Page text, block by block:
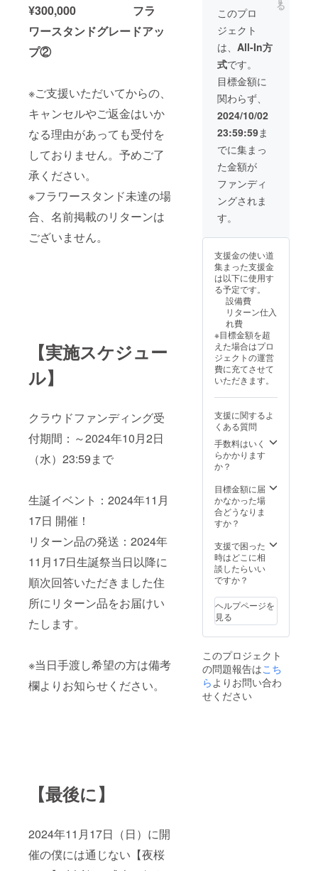
¥300,000 フラ
ワースタンドグレードアッ
プ②
※ご支援いただいてからの、
キャンセルやご返金はいか
なる理由があっても受付を
しておりません。予めご了
承ください。
※フラワースタンド未達の場
合、名前掲載のリターンは
ございません。
【実施スケジュー
ル】
クラウドファンディング受
付期間：～2024年10月2日
（水）23:59まで
生誕イベント：2024年11月
17日 開催！
リターン品の発送：2024年
11月17日生誕祭当日以降に
順次回答いただきました住
所にリターン品をお届けい
たします。
※当日手渡し希望の方は備考
欄よりお知らせください。
【最後に】
2024年11月17日（日）に開
催の僕には通じない【夜桜
生誕プ
クト限
定ソロ
を提
供。 ※
生誕祭
開催
後、ご
メール
アドレ
送信い
たしま
夜桜り
動画 ご
支援の
お礼
に、夜
桜りむ
よりあ
なた宛
てに
メッ
セージ
をお送
りしま
す。 ・
収録時
間：約
30~60
秒間 ※
生誕祭
開催
後、ご
アドレ
ス宛に
送信い
フラス
タ記載
のお名
前宛で
メッ
セージ
動画を
撮影い
す。
字まで
いたし
ます。
※特殊文
字・記
号は使
用でき
ません
②夜桜
イン入
りデジ
タルブ
ロマイ
ド 待ち
受けに
もでき
生誕プ
ロジェ
クト限
定ソロ
カット
を提
供。 ※
生誕祭
開催
後、ご
登録の
メール
アドレ
ス宛に
送信い
す。 ③
夜桜り
むから
のお礼
お礼
に、夜
桜りむ
てに
メッ
セージ
をお送
す。 ・
収録時
間：約
30~60
生誕祭
開催
後、ご
登録の
メール
い！」
という
方向け
のコー
スとな
りま
す。 ①
フラ
ワース
タンド
(名前掲
載 ) 当
日会場
にある
フラ
ワース
タンド
に生誕
てお名
載させ
ていた
だきま
す。 フ
ラスタ
ボード
大きく
名前記
載させ
ていた
だきま
す！ 備
記載希
望のお
名前
（ニッ
クネー
を記載
くださ
い。 ※
お名前
クネー
ム可）
は、6文
字まで
いたし
ます。
※特殊文
字・記
用でき
ません
②夜桜
りむサ
イン入
る
このプロ
ジェクト
は、 All-In方
式です。
目標金額に
関わらず、
2024/10/02
23:59:59ま
でに集まっ
た金額が
ファンディ
ングされま
す。
支援金の使い道
集まった支援金
は以下に使用す
る予定です。
設備費
リターン仕入
れ費
※目標金額を超
えた場合はプロ
ジェクトの運営
費に充てさせて
いただきます。
支援に関するよ
くある質問
手数料はいく
らかかります
か？
目標金額に届
かなかった場
合どうなりま
すか？
支援で困った
時はどこに相
談したらいい
ですか？
ヘルプページを
見る
このプロジェクト
の問題報告はこち
らよりお問い合わ
せください